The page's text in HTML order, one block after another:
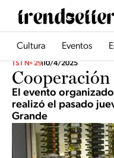
Cultura Eventos
TST Nº 2910/4/2025
El evento
realizó el pasado
Grande